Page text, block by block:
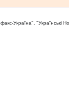
Україна", "Українськi